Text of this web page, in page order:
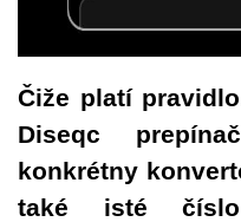
Čiže platí
Diseqc
konkrétny
také isté číslo